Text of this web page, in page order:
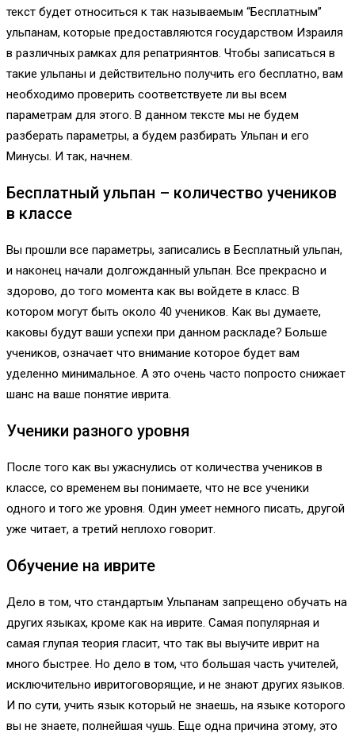
текст будет относиться к так называемым “Бесплатным”
ульпанам, которые предоставляются государством Израиля
в различных рамках для репатриянтов. Чтобы записаться в
такие ульпаны и действительно получить его бесплатно, вам
необходимо проверить соответствуете ли вы всем
параметрам для этого. В данном тексте мы не будем
разберать параметры, а будем разбирать Ульпан и его
Минусы. И так, начнем.
Бесплатный ульпан – количество учеников
в классе
Вы прошли все параметры, записались в Бесплатный ульпан,
и наконец начали долгожданный ульпан. Все прекрасно и
здорово, до того момента как вы войдете в класс. В
котором могут быть около 40 учеников. Как вы думаете,
каковы будут ваши успехи при данном раскладе? Больше
учеников, означает что внимание которое будет вам
уделенно минимальное. А это очень часто попросто снижает
шанс на ваше понятие иврита.
Ученики разного уровня
После того как вы ужаснулись от количества учеников в
классе, со временем вы понимаете, что не все ученики
одного и того же уровня. Один умеет немного писать, другой
уже читает, а третий неплохо говорит.
Обучение на иврите
Дело в том, что стандартым Ульпанам запрещено обучать на
других языках, кроме как на иврите. Самая популярная и
самая глупая теория гласит, что так вы выучите иврит на
много быстрее. Но дело в том, что большая часть учителей,
исключительно ивритоговорящие, и не знают других языков.
И по сути, учить язык который не знаешь, на языке которого
вы не знаете, полнейшая чушь. Еще одна причина этому, это